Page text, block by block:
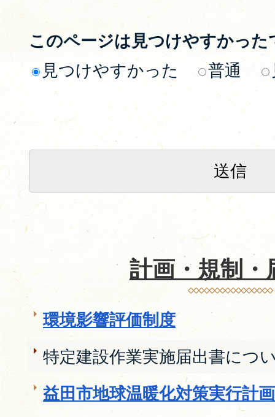
このページは見つけやすかった
見つけやすかった
普通
計画・規制・
環境影響評価制度
特定建設作業実施届出書につ
益田市地球温暖化対策実行計